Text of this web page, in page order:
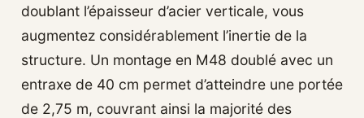
doublant l’épaisseur d’acier verticale, vous
augmentez considérablement l’inertie de la
structure. Un montage en M48 doublé avec un
entraxe de 40 cm permet d’atteindre une portée
de 2,75 m, couvrant ainsi la majorité des